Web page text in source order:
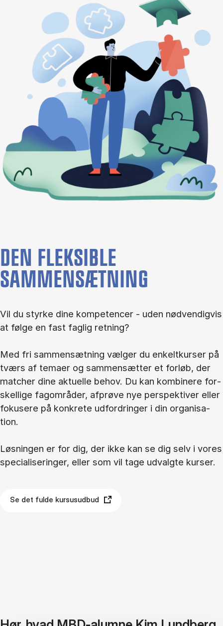
DEN FLEKSIBLE
SAMMENSÆTNING
Vil du styr­ke dine kom­pe­ten­cer - uden nød­ven­dig­vis
at føl­ge en fast fag­lig ret­ning?
Med fri sam­men­sæt­ning væl­ger du en­kelt­kur­ser på
tværs af te­ma­er og sam­men­sæt­ter et for­løb, der
mat­cher dine ak­tu­el­le be­hov. Du kan kom­bi­ne­re for­
skel­li­ge fag­om­rå­der, af­prø­ve nye per­spek­ti­ver el­ler
fo­ku­se­re på kon­kre­te ud­for­drin­ger i din or­ga­ni­sa­
tion.
Løs­nin­gen er for dig, der ikke kan se dig selv i vo­res
spe­ci­a­li­se­rin­ger, el­ler som vil tage ud­valg­te kur­ser.
Se det fulde kursusudbud